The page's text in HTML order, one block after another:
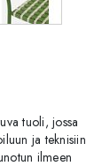
tuoli, jossa
ja teknisiin
ilmeen